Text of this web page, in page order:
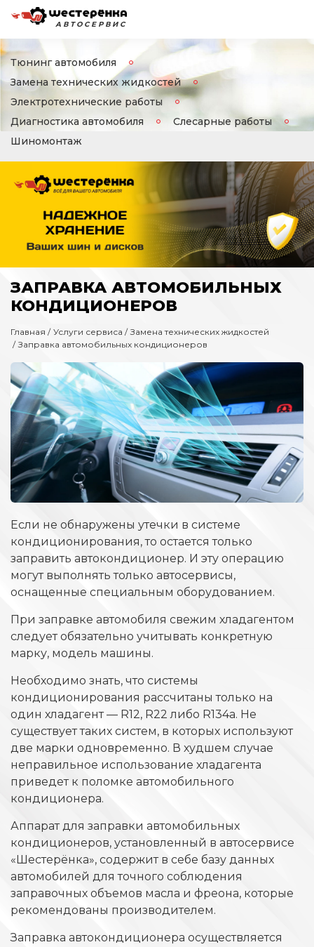
АВТОСЕРВИС
Тюнинг автомобиля
Замена технических жидкостей
Электротехнические работы
Диагностика автомобиля
Слесарные работы
Шиномонтаж
ЗАПРАВКА АВТОМОБИЛЬНЫХ
КОНДИЦИОНЕРОВ
Главная Услуги сервиса
Замена технических жидкостей
Заправка автомобильных кондиционеров
Если не обнаружены утечки в системе
кондиционирования, то остается только
заправить автокондиционер. И эту операцию
могут выполнять только автосервисы,
оснащенные специальным оборудованием.
При заправке автомобиля свежим хладагентом
следует обязательно учитывать конкретную
марку, модель машины.
Необходимо знать, что системы
кондиционирования рассчитаны только на
один хладагент — R12, R22 либо R134a. Не
существует таких систем, в которых используют
две марки одновременно. В худшем случае
неправильное использование хладагента
приведет к поломке автомобильного
кондиционера.
Аппарат для заправки автомобильных
кондиционеров, установленный в автосервисе
«Шестерёнка», содержит в себе базу данных
автомобилей для точного соблюдения
заправочных объемов масла и фреона, которые
рекомендованы производителем.
Заправка автокондиционера осуществляется